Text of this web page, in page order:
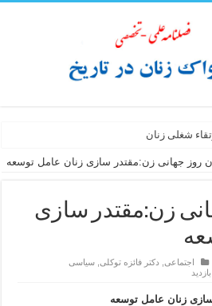
شغلی زنان
سفرنامه نویسان غیر ایرانی عصر صفوی
روز جهانی زن:مقتدر سازی زنان عامل توسعه
زن:مقتدر سازی
اجتماعی دکتر فائزه توکلی ,سیاسی
زنان عامل توسعه